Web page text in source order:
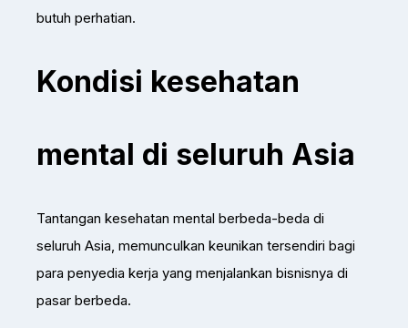
butuh perhatian.
Kondisi kesehatan
mental di seluruh Asia
Tantangan kesehatan mental berbeda-beda di
seluruh Asia, memunculkan keunikan tersendiri bagi
para penyedia kerja yang menjalankan bisnisnya di
pasar berbeda.